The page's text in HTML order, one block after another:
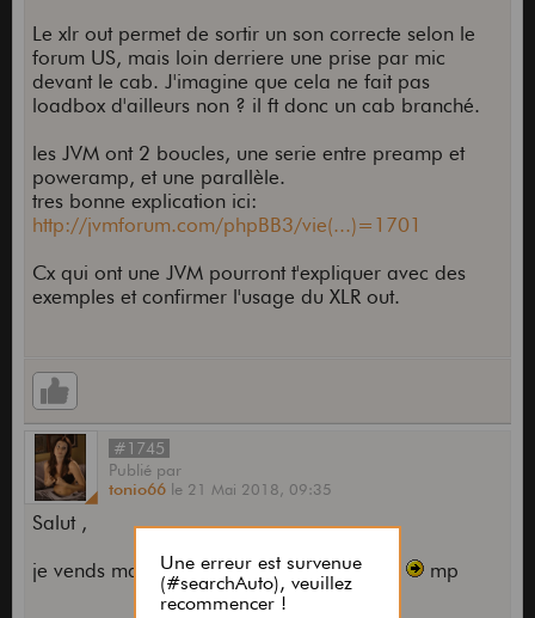
Le xlr out permet de sortir un son correcte selon le
forum US, mais loin derriere une prise par mic
devant le cab. J'imagine que cela ne fait pas
loadbox d'ailleurs non ? il ft donc un cab branché.
les JVM ont 2 boucles, une serie entre preamp et
poweramp, et une parallèle.
tres bonne explication ici:
http://jvmforum.com/phpBB3/vie(...)=1701
Cx qui ont une JVM pourront t'expliquer avec des
exemples et confirmer l'usage du XLR out.
#1745
Publié par
tonio66 le 21 Mai 2018, 09:35
Salut ,
je vends ma jvm hjs , si ça interresse qlqn
mp